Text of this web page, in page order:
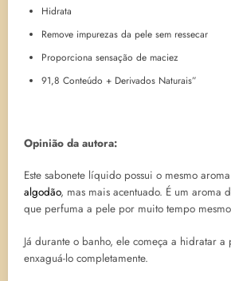
Hidrata
Remove impurezas da pele sem ressecar
Proporciona sensação de maciez
91,8 Conteúdo + Derivados Naturais”
Opinião da autora:
Este sabonete líquido possui o mesmo
algodão, mas mais acentuado. É um aroma
que perfuma a pele por muito tempo
Já durante o banho, ele começa a hidratar
enxaguá-lo completamente.